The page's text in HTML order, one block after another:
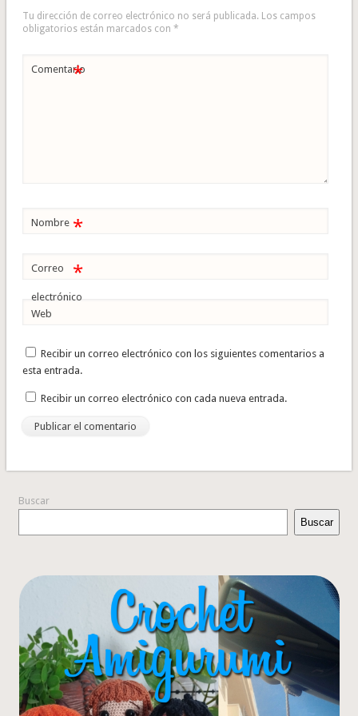
Tu dirección de correo electrónico no será publicada. Los campos
obligatorios están marcados con *
Comentario
*
Nombre *
Correo
electrónico
*
Web
Recibir un correo electrónico con los siguientes comentarios a
esta entrada.
Recibir un correo electrónico con cada nueva entrada.
Buscar
Buscar